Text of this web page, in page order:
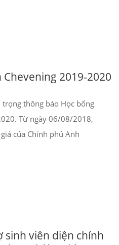
2019-2020
thông báo Học bổng
Từ ngày 06/08/2018,
của Chính phủ Anh
sinh viên diện chính